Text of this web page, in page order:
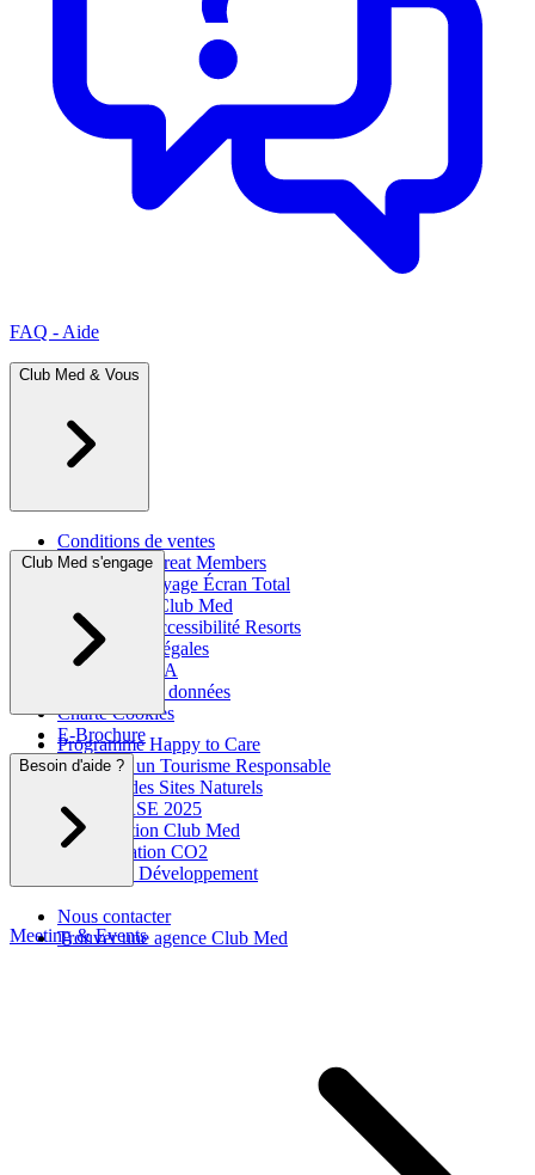
FAQ - Aide
Club Med & Vous
Conditions de ventes
Programme Great Members
Assurance Voyage Écran Total
L'histoire du Club Med
Information accessibilité Resorts
Informations légales
Club Med & IA
Protection des données
Charte Cookies
E-Brochure
Programme Happy to Care
Agir pour un Tourisme Responsable
Respects des Sites Naturels
Rapport RSE 2025
La Fondation Club Med
Compensation CO2
Club Med Développement
Besoin d'aide ?
Nous contacter
Trouver une agence Club Med
Meeting & Events